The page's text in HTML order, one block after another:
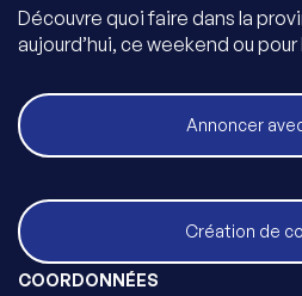
Découvre quoi faire dans la
aujourd’hui, ce weekend ou
Annoncer
Création de
COORDONNÉES